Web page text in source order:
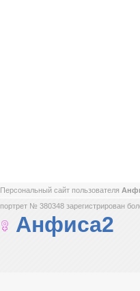
Персональный сайт пользователя
портрет № 380348 зарегистрирован
Анфиса2